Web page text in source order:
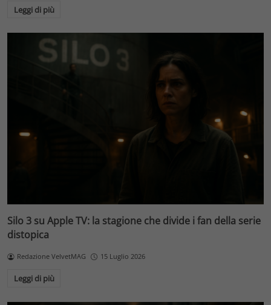
Leggi di più
Silo 3 su Apple TV: la stagione che divide i fan della serie
distopica
Redazione VelvetMAG 15 Luglio 2026
Leggi di più